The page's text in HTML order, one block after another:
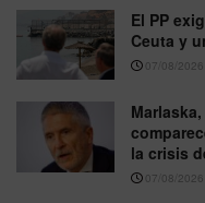
El PP
Ceuta y
07/08/2026
la crisis
07/08/2026